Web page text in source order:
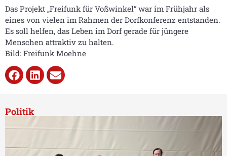
Das Projekt „Freifunk für Voßwinkel“ war im Frühjahr als
eines von vielen im Rahmen der Dorfkonferenz entstanden.
Es soll helfen, das Leben im Dorf gerade für jüngere
Menschen attraktiv zu halten.
Bild: Freifunk Moehne
Politik